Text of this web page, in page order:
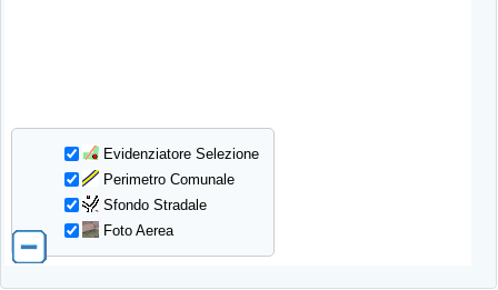
Evidenziatore Selezione
Perimetro Comunale
Sfondo Stradale
Foto Aerea